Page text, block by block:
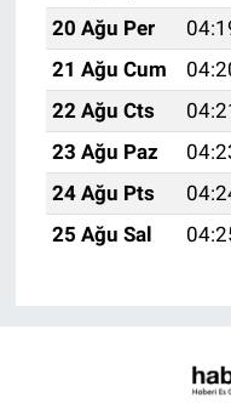
20 Ağu Per
21 Ağu Cum
22 Ağu Cts
23 Ağu Paz
24 Ağu Pts
25 Ağu Sal